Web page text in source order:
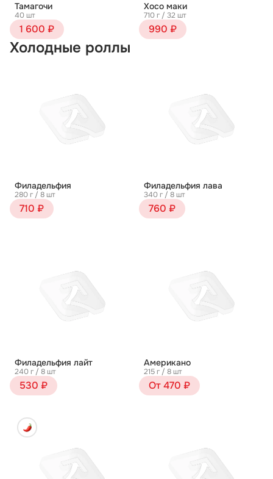
Тамагочи
40 шт
1 600 ₽
Хосо маки
710 г / 32 шт
990 ₽
Холодные роллы
Филадельфия
280 г / 8 шт
710 ₽
Филадельфия лава
340 г / 8 шт
760 ₽
Филадельфия лайт
240 г / 8 шт
530 ₽
Американо
215 г / 8 шт
От 470 ₽